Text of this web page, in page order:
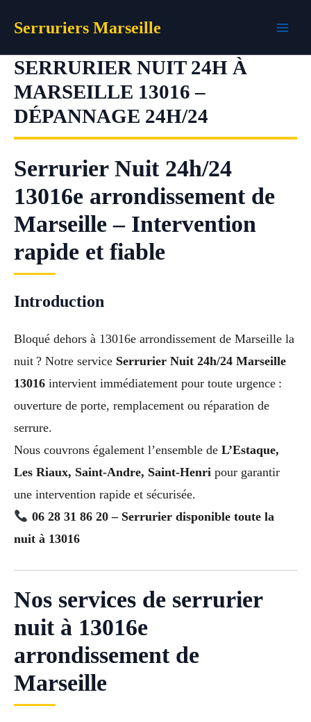
Serruriers Marseille
SERRURIER NUIT 24H À
MARSEILLE 13016 –
DÉPANNAGE 24H/24
Serrurier Nuit 24h/24
13016e arrondissement de
Marseille – Intervention
rapide et fiable
Introduction
Bloqué dehors à 13016e arrondissement de Marseille la
nuit ? Notre service Serrurier Nuit 24h/24 Marseille
13016 intervient immédiatement pour toute urgence :
ouverture de porte, remplacement ou réparation de
serrure.
Nous couvrons également l’ensemble de L’Estaque,
Les Riaux, Saint-Andre, Saint-Henri pour garantir
une intervention rapide et sécurisée.
06 28 31 86 20 – Serrurier disponible toute la
nuit à 13016
Nos services de serrurier
nuit à 13016e
arrondissement de
Marseille